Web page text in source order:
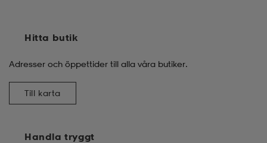
Handla tryggt
Hitta butik
Adresser och öppettider till alla våra butiker.
Till karta